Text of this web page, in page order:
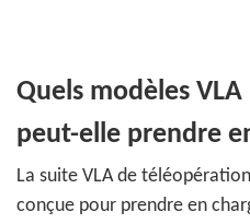
Quels modèles
peut-elle prendre
La suite VLA de
conçue pour prendre en